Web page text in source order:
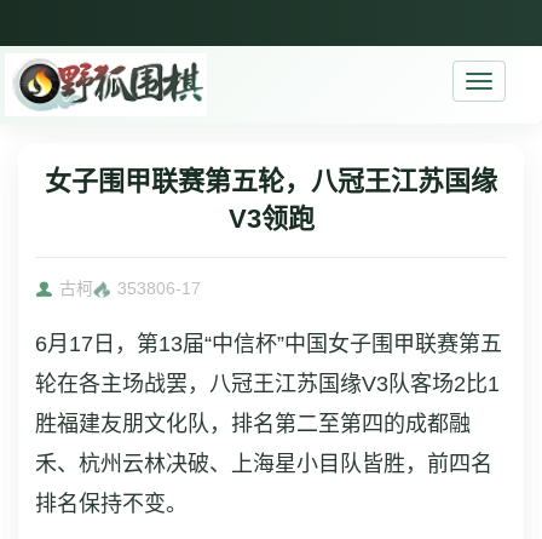
Toggle
女子围甲联赛第五轮，八冠王江苏国缘
V3领跑
古柯 353806-17
6月17日，第13届“中信杯”中国女子围甲联赛第五
轮在各主场战罢，八冠王江苏国缘V3队客场2比1
胜福建友朋文化队，排名第二至第四的成都融
禾、杭州云林决破、上海星小目队皆胜，前四名
排名保持不变。